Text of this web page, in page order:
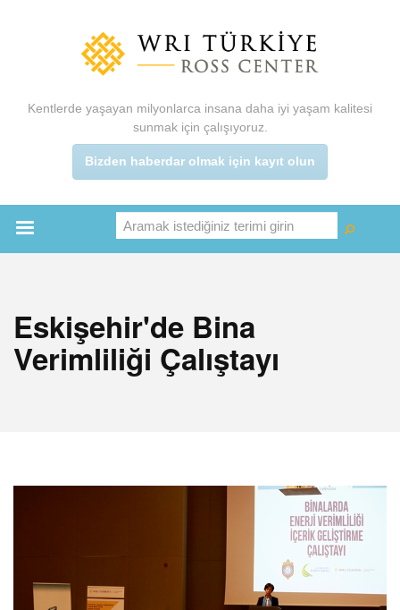
Kentlerde yaşayan milyonlarca insana daha iyi yaşam kalitesi
sunmak için çalışıyoruz.
Bizden haberdar olmak için kayıt olun
Ara
Ara
Eskişehir'de Bina
Verimliliği Çalıştayı